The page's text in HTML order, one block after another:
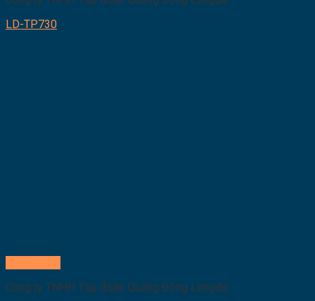
LD-TP730
Công ty TNHH Tập đoàn Quảng Đông Longde